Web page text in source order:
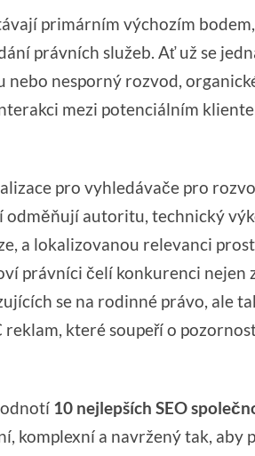
primárním výchozím
právních služeb. Ať už se
nebo nesporný rozvod,
mezi potenciálním
pro vyhledávače pro
odměňují autoritu, technický
a lokalizovanou relevanci
právníci čelí konkurenci
se na rodinné právo, ale
reklam, které soupeří o
10 nejlepších SEO
komplexní a navržený tak, aby